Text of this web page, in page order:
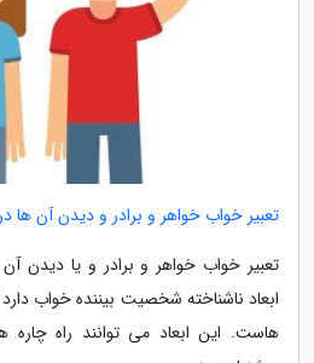
تعبیر خواب خواهر و برادر و دیدن آن
تعبیر خواب خواهر و برادر و یا دیدن
ابعاد ناشناخته شخصیت بیننده خواب
هاست. این ابعاد می توانند راه